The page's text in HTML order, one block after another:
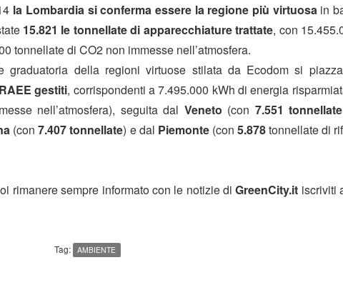
la Lombardia si conferma essere la regione più virtuosain
15.821 le tonnellate di apparecchiature trattate, con
tonnellate di CO2 non immesse nell’atmosfera.
graduatoria della regioni virtuose stilata da Ecodom si
gestiti, corrispondenti a 7.495.000 kWh di energia
nell’atmosfera), seguita dal Veneto (con 7.551
(con7.407 tonnellate) e dal Piemonte(con 5.878tonnellate di
rimanere sempre informato con le notizie diGreenCity.it iscriviti
Tag: AMBIENTE